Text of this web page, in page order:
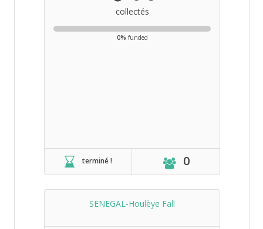
collectés
0% funded
terminé ! 0
SENEGAL-Houlèye Fall